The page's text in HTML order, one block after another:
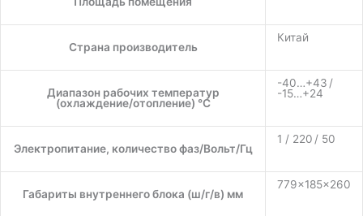
Страна производитель
Китай
Диапазон рабочих температур
(охлаждение/отопление) °C
-40…+43 /
-15…+24
Электропитание, количество фаз/Вольт/Гц
1 / 220 / 50
Габариты внутреннего блока (ш/г/в) мм
779×185×260